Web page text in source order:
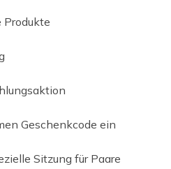
Produkte
Geschenkcode ein
Sitzung für Paare